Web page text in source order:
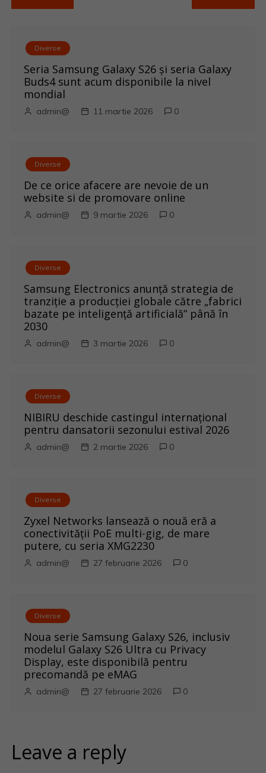
Diverse
Seria Samsung Galaxy S26 și seria Galaxy
Buds4 sunt acum disponibile la nivel
mondial
admin@ 11 martie 2026 0
Diverse
De ce orice afacere are nevoie de un
website si de promovare online
admin@ 9 martie 2026 0
Diverse
Samsung Electronics anunță strategia de
tranziție a producției globale către „fabrici
bazate pe inteligență artificială” până în
2030
admin@ 3 martie 2026 0
Diverse
NIBIRU deschide castingul internațional
pentru dansatorii sezonului estival 2026
admin@ 2 martie 2026 0
Diverse
Zyxel Networks lansează o nouă eră a
conectivității PoE multi-gig, de mare
putere, cu seria XMG2230
admin@ 27 februarie 2026 0
Diverse
Noua serie Samsung Galaxy S26, inclusiv
modelul Galaxy S26 Ultra cu Privacy
Display, este disponibilă pentru
precomandă pe eMAG
admin@ 27 februarie 2026 0
Leave a reply